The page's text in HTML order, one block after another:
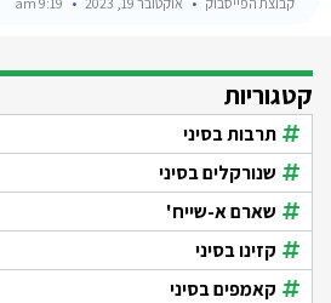
קטגוריות
תרבות בסיני
שנורקלים בסיני
שארם א-שייח'
קזינו בסיני
קאמפים בסיני